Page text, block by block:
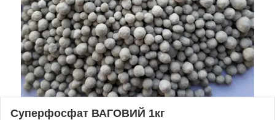
Суперфосфат ВАГОВИЙ 1кг